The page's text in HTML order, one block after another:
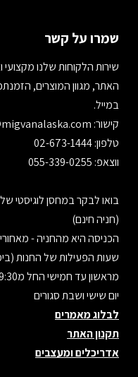
שמרו על קשר
שירות הלקוחות שלנו
האתר, מגוון המוצרים,
במייל.
קישור:
טלפון: 02-673-1444
ווצאפ: 055-339-0255
(חניה חינם)
הכניסה היא מהחניה -
שעות הפעילות של החנות
מראשון עד חמישי החל מ09:30 עד 17:00
יום שישי ושבת סגורים
לבלוג מאמרים
תקנון האתר
אדריכלים ומעצבים